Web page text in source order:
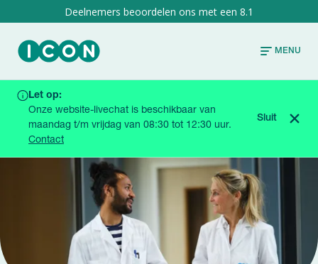
8.1
MENU
Let op:
Onze website-livechat is beschikbaar van
maandag t/m vrijdag van 08:30 tot 12:30 uur.
Contact
Sluit
HOME
WERKEN AAN EEN BETER LEVEN VOOR PATIËNTEN,
MEDICIJNEN VAN DE TOEKOMST EN JEZELF